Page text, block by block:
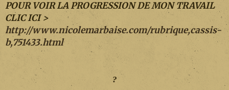
POUR VOIR LA PROGRESSION DE MON TRAVAIL
CLIC ICI >
http://www.nicolemarbaise.com/rubrique,cassis-
b,751433.html
?